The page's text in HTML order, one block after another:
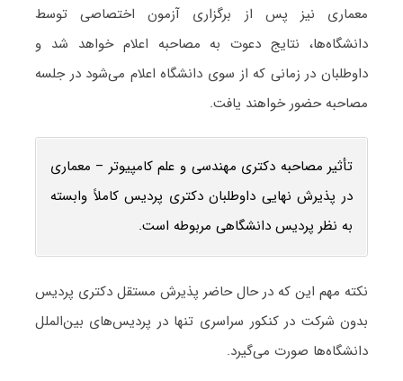
معماری نیز پس از برگزاری آزمون اختصاصی توسط
دانشگاه‌ها، نتایج دعوت به مصاحبه اعلام خواهد شد و
داوطلبان در زمانی که از سوی دانشگاه اعلام می‌شود در جلسه
مصاحبه حضور خواهند یافت.
تأثیر مصاحبه دکتری مهندسی و علم کامپیوتر – معماری
در پذیرش نهایی داوطلبان دکتری پردیس کاملاً وابسته
به نظر پردیس دانشگاهی مربوطه است.
نکته مهم این که در حال حاضر پذیرش مستقل دکتری پردیس
بدون شرکت در کنکور سراسری تنها در پردیس‌های بین‌الملل
دانشگاه‌ها صورت می‌گیرد.